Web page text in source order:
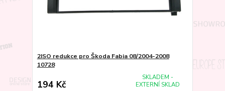
2ISO redukce pro Škoda Fabia 08/2004-2008
10728
194 Kč
SKLADEM -
EXTERNÍ SKLAD